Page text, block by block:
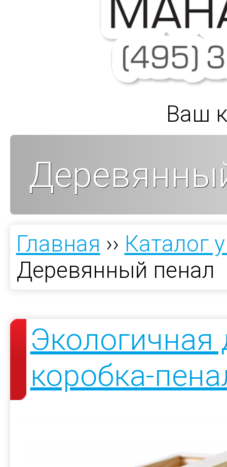
Ваш
Главная ›› Каталог
Деревянный пенал
Экологичная
коробка-